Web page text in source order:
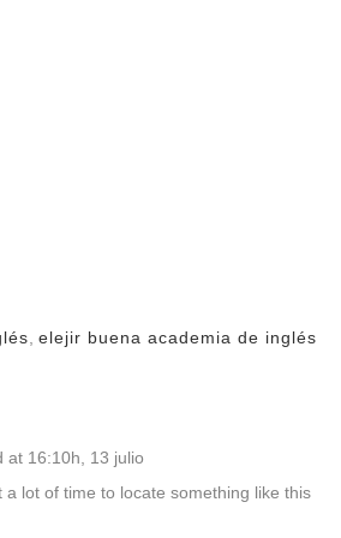
elejir buena academia de inglés
at 16:10h, 13 julio
a lot of time to locate something like this